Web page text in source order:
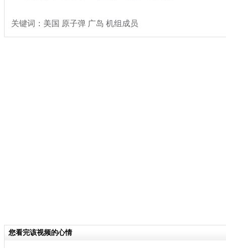
关键词：美国 原子弹 广岛 机组成员
您看完该视频的心情